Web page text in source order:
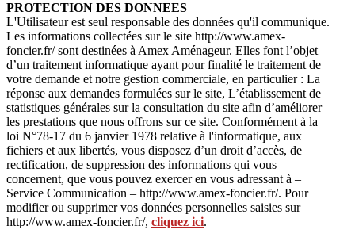
PROTECTION DES DONNEES
L'Utilisateur est seul responsable des données qu'il communique.
Les informations collectées sur le site http://www.amex-
foncier.fr/ sont destinées à Amex Aménageur. Elles font l’objet
d’un traitement informatique ayant pour finalité le traitement de
votre demande et notre gestion commerciale, en particulier : La
réponse aux demandes formulées sur le site, L’établissement de
statistiques générales sur la consultation du site afin d’améliorer
les prestations que nous offrons sur ce site. Conformément à la
loi N°78-17 du 6 janvier 1978 relative à l'informatique, aux
fichiers et aux libertés, vous disposez d’un droit d’accès, de
rectification, de suppression des informations qui vous
concernent, que vous pouvez exercer en vous adressant à –
Service Communication – http://www.amex-foncier.fr/. Pour
modifier ou supprimer vos données personnelles saisies sur
http://www.amex-foncier.fr/, cliquez ici.